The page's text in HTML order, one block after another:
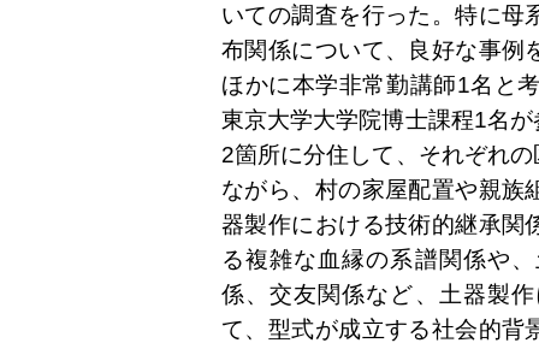
いての調査を行った。特に母
布関係について、良好な事例
ほかに本学非常勤講師1名と
東京大学大学院博士課程1名
2箇所に分住して、それぞれ
ながら、村の家屋配置や親族
器製作における技術的継承関
る複雑な血縁の系譜関係や
係、交友関係など、土器製
て、型式が成立する社会的背